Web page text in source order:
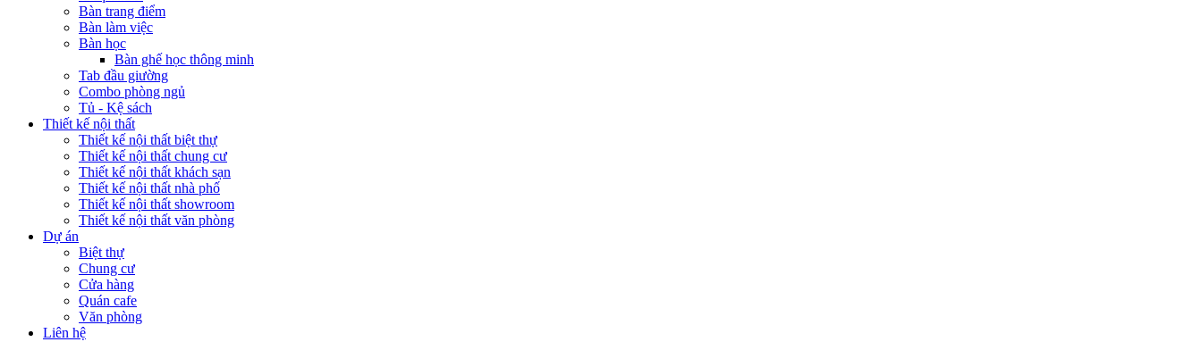
Bàn trang điểm
Bàn làm việc
Bàn học
Bàn ghế học thông minh
Tab đầu giường
Combo phòng ngủ
Tủ - Kệ sách
Thiết kế nội thất
Thiết kế nội thất biệt thự
Thiết kế nội thất chung cư
Thiết kế nội thất khách sạn
Thiết kế nội thất nhà phố
Thiết kế nội thất showroom
Thiết kế nội thất văn phòng
Dự án
Biệt thự
Chung cư
Cửa hàng
Quán cafe
Văn phòng
Liên hệ